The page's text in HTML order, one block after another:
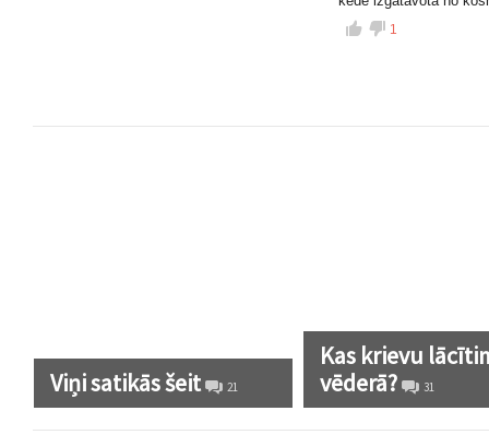
1
Viņi satikās šeit 21
Kas krievu
vēderā?
31